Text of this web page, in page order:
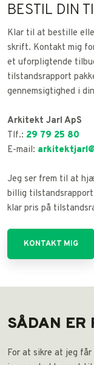
BESTIL DIN
Klar til at bestille
skrift. Kontakt mig
et uforpligtende
tilstandsrapport
gennemsigtighed i
Arkitekt Jarl ApS
Tlf.: 29 79 25 80
E-mail:
Jeg ser frem til at
billig
klar pris på
KONTAKT MIG​
SÅDAN ER
For at sikre at jeg